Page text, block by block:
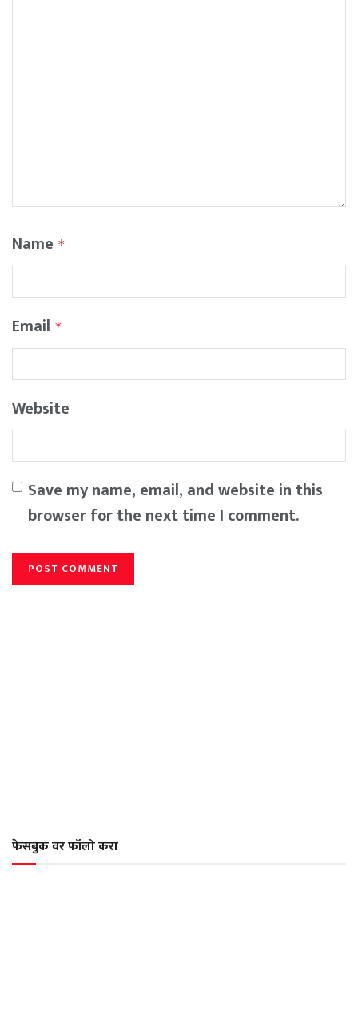
Name *
Email *
Website
Save my name, email, and website in this
browser for the next time I comment.
फेसबुक वर फॉलो करा